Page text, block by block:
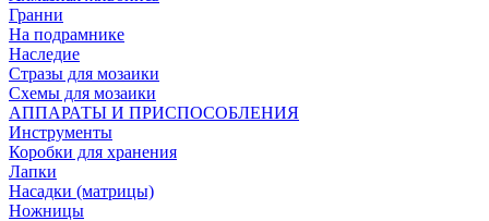
Гранни
На подрамнике
Наследие
Стразы для мозаики
Схемы для мозаики
АППАРАТЫ И ПРИСПОСОБЛЕНИЯ
Инструменты
Коробки для хранения
Лапки
Насадки (матрицы)
Ножницы